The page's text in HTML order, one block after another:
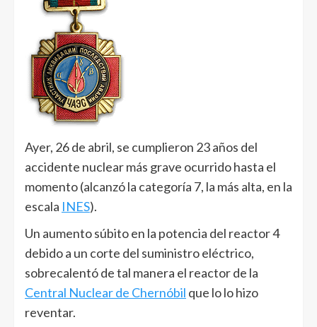
Ayer, 26 de abril, se cumplieron 23 años del
accidente nuclear más grave ocurrido hasta el
momento (alcanzó la categoría 7, la más alta, en la
escala INES).
Un aumento súbito en la potencia del reactor 4
debido a un corte del suministro eléctrico,
sobrecalentó de tal manera el reactor de la
Central Nuclear de Chernóbil que lo lo hizo
reventar.